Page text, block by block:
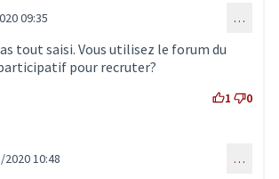
(réponse au commentaire 1815)
09:35 …
tout saisi. Vous utilisez le forum du
pour recruter?
1 0
(réponse au commentaire 1815)
10:48 …